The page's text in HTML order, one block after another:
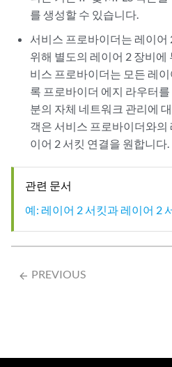
를 생성할 수 있습니다.
서비스 프로바이더는 레이어
위해 별도의 레이어 2 장비에
비스 프로바이더는 모든 레
록 프로바이더 에지 라우터
분의 자체 네트워크 관리에
객은 서비스 프로바이더와의
이어 2 서킷 연결을 원합니다.
관련 문서
예: 레이어 2 서킷과 레이어 2
arrow_backward PREVIOUS